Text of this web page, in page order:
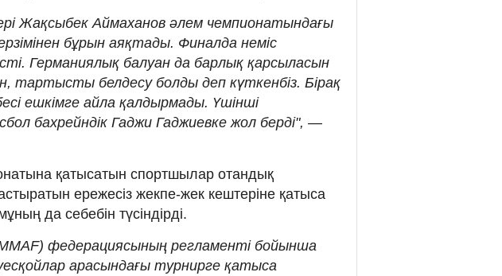
Жақсыбек Аймаханов әлем чемпионатындағы
бұрын аяқтады. Финалда неміс
Германиялық балуан да барлық қарсыласын
тартысты белдесу болды деп күткенбіз. Бірақ
ешкімге айла қалдырмады. Үшінші
бахрейндік Гаджи Гаджиевке жол берді", —
қатысатын спортшылар отандық
ережесіз жекпе-жек кештеріне қатыса
да себебін түсіндірді.
федерациясының регламенті бойынша
арасындағы турнирге қатыса